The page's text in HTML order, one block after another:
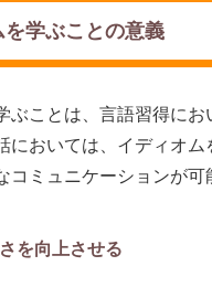
を学ぶことの意義
ぶことは、言語習得にお
においては、イディオム
コミュニケーションが可
を向上させる